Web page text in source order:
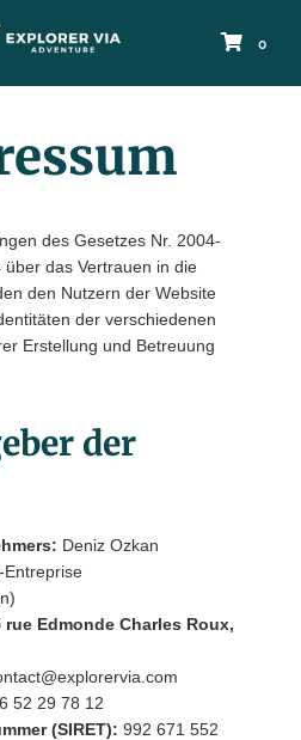
0
des Gesetzes Nr. 2004-
das Vertrauen in die
den Nutzern der Website
der verschiedenen
Erstellung und Betreuung
der
Deniz Ozkan
Entreprise
rue Edmonde Charles Roux,
52 29 78 12
(SIRET): 992 671 552